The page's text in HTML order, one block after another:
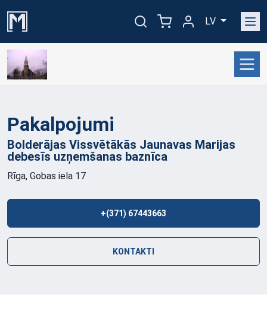
LV
Pakalpojumi
Bolderājas Vissvētākās Jaunavas Marijas
debesīs uzņemšanas baznīca
Rīga, Gobas iela 17
+(371) 67443663
KONTAKTI